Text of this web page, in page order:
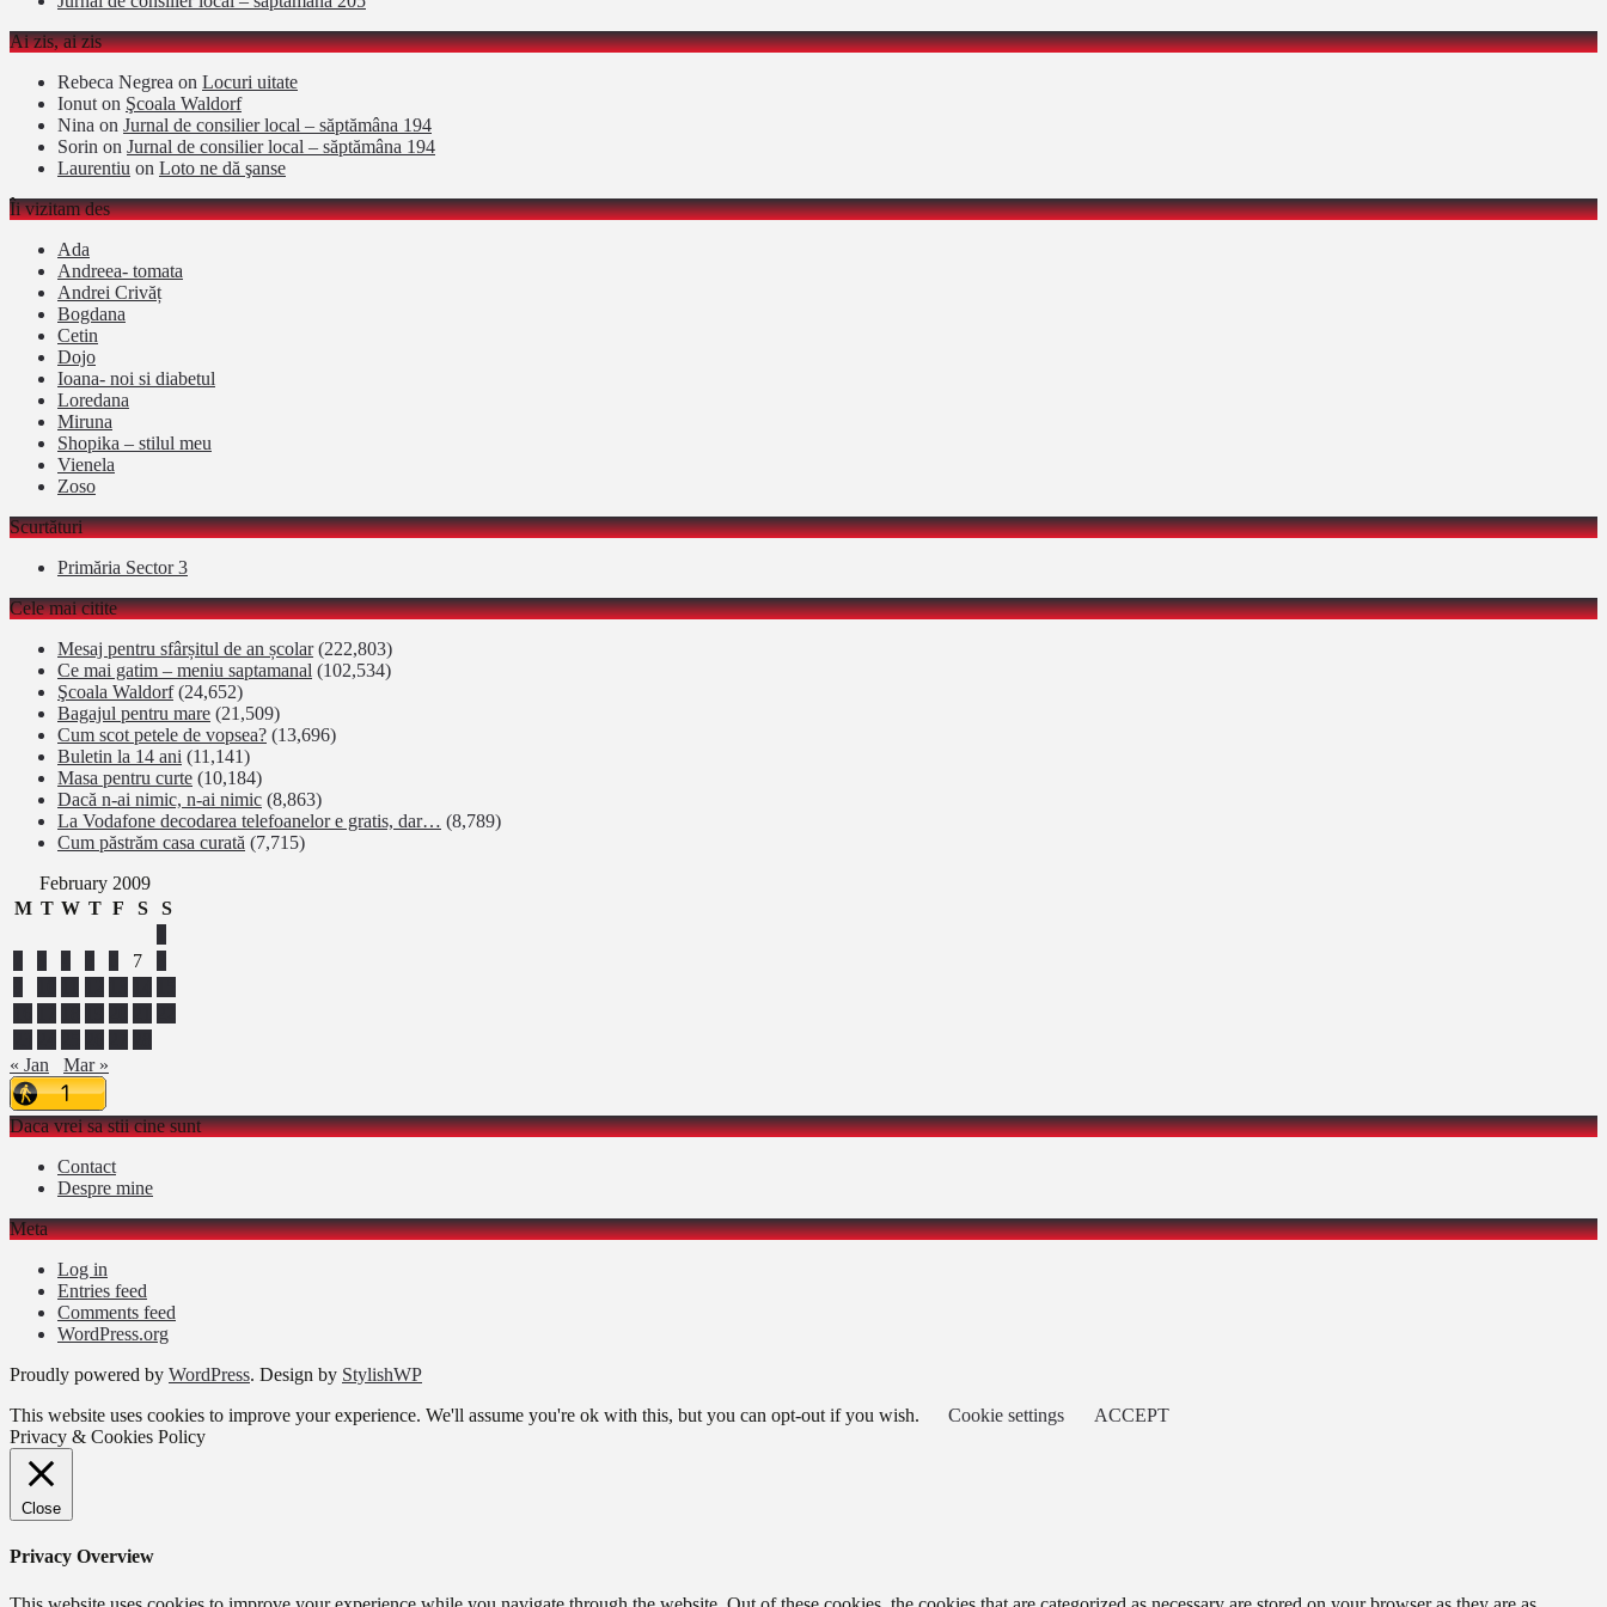
Ai zis, ai zis
Rebeca Negrea on Locuri uitate
Ionut on Şcoala Waldorf
Nina on Jurnal de consilier local – săptămâna 194
Sorin on Jurnal de consilier local – săptămâna 194
Laurentiu on Loto ne dă şanse
Îi vizitam des
Ada
Andreea- tomata
Andrei Crivăț
Bogdana
Cetin
Dojo
Ioana- noi si diabetul
Loredana
Miruna
Shopika – stilul meu
Vienela
Zoso
Scurtături
Primăria Sector 3
Cele mai citite
Mesaj pentru sfârșitul de an școlar (222,803)
Ce mai gatim – meniu saptamanal (102,534)
Şcoala Waldorf (24,652)
Bagajul pentru mare (21,509)
Cum scot petele de vopsea? (13,696)
Buletin la 14 ani (11,141)
Masa pentru curte (10,184)
Dacă n-ai nimic, n-ai nimic (8,863)
La Vodafone decodarea telefoanelor e gratis, dar… (8,789)
Cum păstrăm casa curată (7,715)
February 2009
M T W T F S
S
7
« Jan
Mar »
Daca vrei sa stii cine sunt
Contact
Despre mine
Meta
Log in
Entries feed
Comments feed
WordPress.org
Proudly powered by WordPress. Design by StylishWP
This website uses cookies to improve your experience. We'll assume you're ok with this, but you can opt-out if you wish.
Cookie settings
ACCEPT
Privacy & Cookies Policy
Close
Privacy Overview